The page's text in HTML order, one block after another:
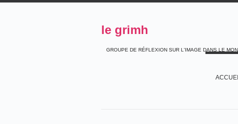
le grimh
GROUPE DE RÉFLEXION SUR L'IMAGE DANS LE